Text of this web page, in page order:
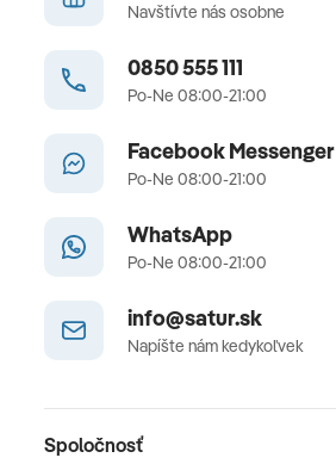
Navštívte nás osobne
0850 555 111
Po-Ne 08:00-21:00
Facebook Messenger
Po-Ne 08:00-21:00
WhatsApp
Po-Ne 08:00-21:00
info@satur.sk
Napíšte nám kedykoľvek
Spoločnosť